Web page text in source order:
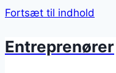
Fortsæt til indhold
Entreprenører